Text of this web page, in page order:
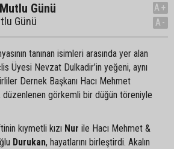
Günü
Günü
A+
A-
tanınan isimleri arasında yer alan
Üyesi Nevzat Dulkadir’in yeğeni, aynı
Dernek Başkanı Hacı Mehmet
düzenlenen görkemli bir düğün töreniyle
kıymetli kızı Nur ile Hacı Mehmet &
Durukan, hayatlarını birleştirdi. Akalın